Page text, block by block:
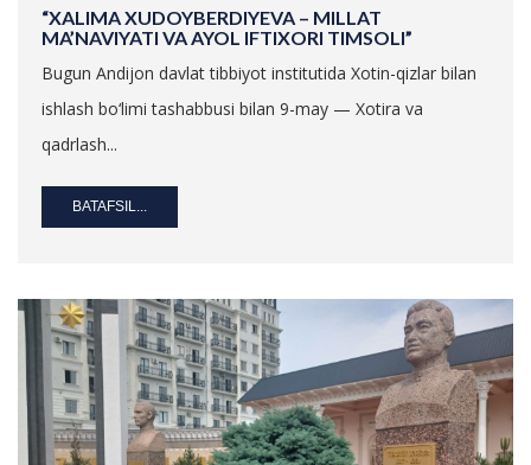
“XALIMA XUDOYBERDIYEVA – MILLAT
MA’NAVIYATI VA AYOL IFTIXORI TIMSOLI”
Bugun Andijon davlat tibbiyot institutida Xotin-qizlar bilan
ishlash bo‘limi tashabbusi bilan 9-may — Xotira va
qadrlash...
BATAFSIL...